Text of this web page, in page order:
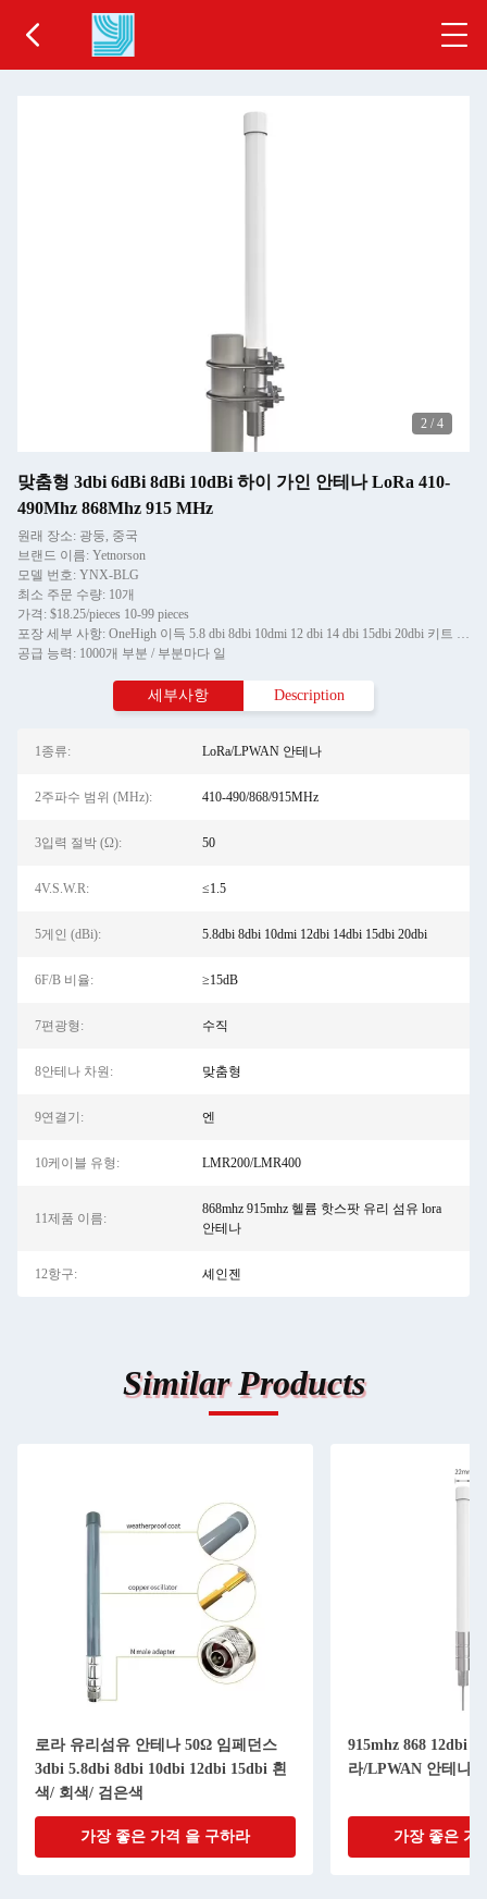
2 / 4
맞춤형 3dbi 6dBi 8dBi 10dBi 하이 가인 안테나 LoRa 410-
490Mhz 868Mhz 915 MHz
원래 장소: 광둥, 중국
브랜드 이름: Yetnorson
모델 번호: YNX-BLG
최소 주문 수량: 10개
가격: $18.25/pieces 10-99 pieces
포장 세부 사항: OneHigh 이득 5.8 dbi 8dbi 10dmi 12 dbi 14 dbi 15dbi 20dbi 키트 반파 868mhz 915mhz 헬륨 핫스팟 유리 섬유 lora 안테나 (P
공급 능력: 1000개 부분 / 부분마다 일
세부사항 Description
1종류: LoRa/LPWAN 안테나
2주파수 범위 (MHz): 410-490/868/915MHz
3입력 절박 (Ω): 50
4V.S.W.R: ≤1.5
5게인 (dBi): 5.8dbi 8dbi 10dmi 12dbi 14dbi 15dbi 20dbi
6F/B 비율: ≥15dB
7편광형: 수직
8안테나 차원: 맞춤형
9연결기: 엔
10케이블 유형: LMR200/LMR400
11제품 이름:
868mhz 915mhz 헬륨 핫스팟 유리 섬유 lora
안테나
12항구: 셰인젠
Similar Products
로라 유리섬유 안테나 50Ω 임페던스
3dbi 5.8dbi 8dbi 10dbi 12dbi 15dbi 흰
색/ 회색/ 검은색
가장 좋은 가격 을 구하라
915mhz 868 12dbi
라/LPWAN 안테나
가장 좋은 가